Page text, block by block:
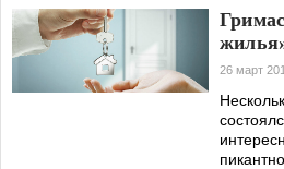
людям
26 март